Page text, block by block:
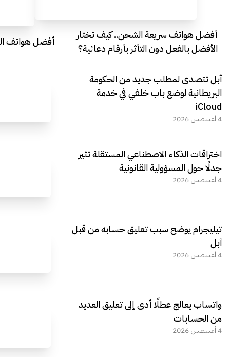
أفضل هواتف سريعة الشحن.. كيف تختار
الأفضل بالفعل دون التأثر بأرقام دعائية؟
أفضل هواتف
آبل تتصدى لمطلب جديد من الحكومة
البريطانية لوضع باب خلفي في خدمة
iCloud
4 أغسطس 2026
اختراقات الذكاء الاصطناعي المستقلة تثير
جدلًا حول المسؤولية القانونية
4 أغسطس 2026
تيليجرام يوضح سبب تعليق حسابه من قبل
آبل
4 أغسطس 2026
واتساب يعالج عطلًا أدى إلى تعليق العديد
من الحسابات
4 أغسطس 2026